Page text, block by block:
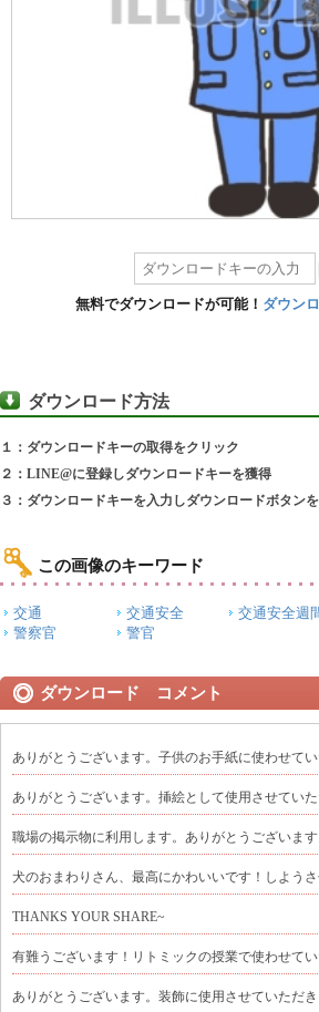
無料でダウンロードが可能！ ダウン
ダウンロード方法
１：ダウンロードキーの取得をクリック
２：LINE@に登録しダウンロードキーを獲得
３：ダウンロードキーを入力しダウンロードボタン
この画像のキーワード
交通 交通安全 交通安全週
警察官
警官
ダウンロード コメント
ありがとうございます。子供のお手紙に使わせてい
ありがとうございます。挿絵として使用させていた
職場の掲示物に利用します。ありがとうございます
犬のおまわりさん、最高にかわいいです！しようさ
THANKS YOUR SHARE~
有難うございます！リトミックの授業で使わせてい
ありがとうございます。装飾に使用させていただ